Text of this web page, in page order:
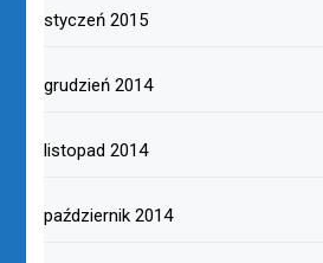
styczeń 2015
grudzień 2014
listopad 2014
październik 2014